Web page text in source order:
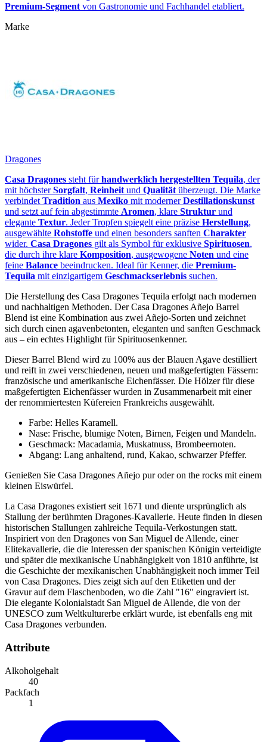
Premium‑Segment von Gastronomie und Fachhandel etabliert.
Marke
Dragones
Casa Dragones steht fürhandwerklich hergestellten Tequila, der
mit höchsterSorgfalt, Reinheit und Qualität überzeugt. Die Marke
verbindet Tradition aus Mexiko mit modernerDestillationskunst
und setzt auf fein abgestimmte Aromen, klare Struktur und
elegante Textur. Jeder Tropfen spiegelt eine präzise Herstellung,
ausgewählte Rohstoffe und einen besonders sanften Charakter
wider. Casa Dragones gilt als Symbol für exklusive Spirituosen,
die durch ihre klare Komposition, ausgewogene Noten und eine
feine Balance beeindrucken. Ideal für Kenner, die Premium-
Tequila mit einzigartigem Geschmackserlebnis suchen.
Die Herstellung des Casa Dragones Tequila erfolgt nach modernen
und nachhaltigen Methoden. Der Casa Dragones Añejo Barrel
Blend ist eine Kombination aus zwei Añejo-Sorten und zeichnet
sich durch einen agavenbetonten, eleganten und sanften Geschmack
aus – ein echtes Highlight für Spirituosenkenner.
Dieser Barrel Blend wird zu 100% aus der Blauen Agave destilliert
und reift in zwei verschiedenen, neuen und maßgefertigten Fässern:
französische und amerikanische Eichenfässer. Die Hölzer für diese
maßgefertigten Eichenfässer wurden in Zusammenarbeit mit einer
der renommiertesten Küfereien Frankreichs ausgewählt.
Farbe: Helles Karamell.
Nase: Frische, blumige Noten, Birnen, Feigen und Mandeln.
Geschmack: Macadamia, Muskatnuss, Brombeernoten.
Abgang: Lang anhaltend, rund, Kakao, schwarzer Pfeffer.
Genießen Sie Casa Dragones Añejo pur oder on the rocks mit einem
kleinen Eiswürfel.
La Casa Dragones existiert seit 1671 und diente ursprünglich als
Stallung der berühmten Dragones-Kavallerie. Heute finden in diesen
historischen Stallungen zahlreiche Tequila-Verkostungen statt.
Inspiriert von den Dragones von San Miguel de Allende, einer
Elitekavallerie, die die Interessen der spanischen Königin verteidigte
und später die mexikanische Unabhängigkeit von 1810 anführte, ist
die Geschichte der mexikanischen Unabhängigkeit noch immer Teil
von Casa Dragones. Dies zeigt sich auf den Etiketten und der
Gravur auf dem Flaschenboden, wo die Zahl "16" eingraviert ist.
Die elegante Kolonialstadt San Miguel de Allende, die von der
UNESCO zum Weltkulturerbe erklärt wurde, ist ebenfalls eng mit
Casa Dragones verbunden.
Attribute
Alkoholgehalt
40
Packfach
1